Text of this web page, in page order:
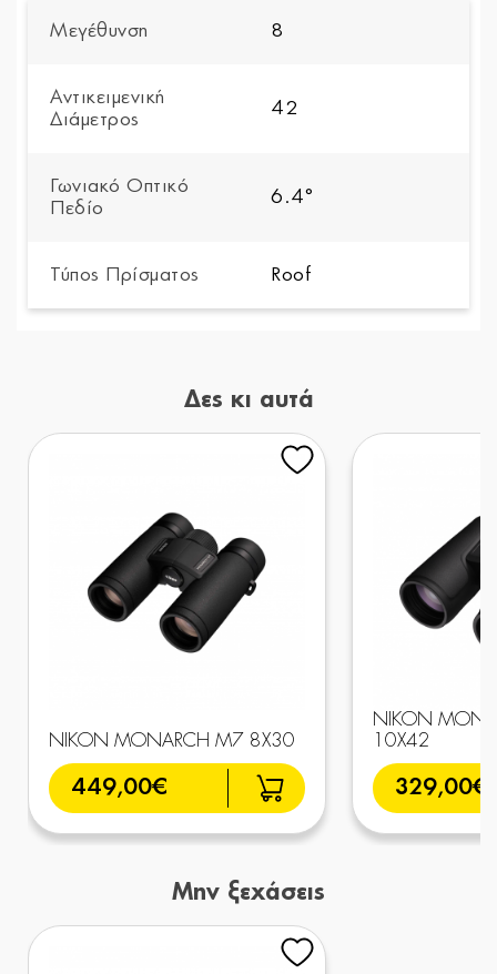
Μεγέθυνση 8
Αντικειμενική
Διάμετρος
42
Γωνιακό Οπτικό
Πεδίο
6.4°
Τύπος Πρίσματος Roof
Δες κι αυτά
NIKON MONARCH M7 8X30
449,00€
NIKON
10X42
329,00€
Μην ξεχάσεις